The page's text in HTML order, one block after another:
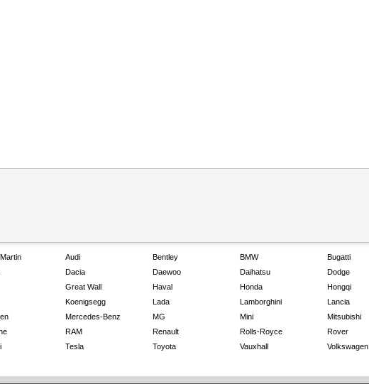
Audi Bentley BMW Bugatti
Dacia Daewoo Daihatsu Dodge
Great Wall Haval Honda Hongqi
Koenigsegg Lada Lamborghini Lancia
Mercedes-Benz MG Mini Mitsubishi
RAM Renault Rolls-Royce Rover
Tesla Toyota Vauxhall Volkswagen